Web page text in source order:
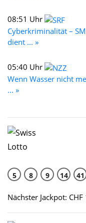
08:51 Uhr
Cyberkriminalität –
dient ... »
05:40 Uhr
Wenn Wasser nicht
... »
5 8 9 14 41
Nächster Jackpot: